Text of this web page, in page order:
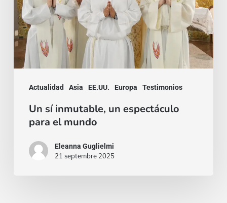
Actualidad Asia EE.UU. Europa Testimonios
espectáculo
para
el
mundo
Un sí inmutable, un espectáculo
para el mundo
Eleanna Guglielmi
21 septembre 2025